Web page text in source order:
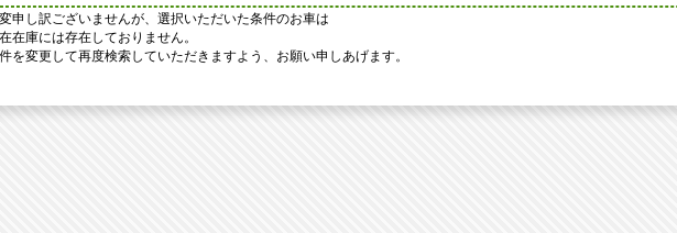
申し訳ございませんが、選択いただいた条件のお車は
在庫には存在しておりません。
を変更して再度検索していただきますよう、お願い申しあげます。